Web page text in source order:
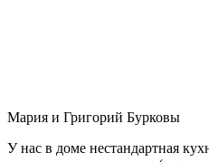
Мария и Григорий Бурковы
У нас в доме нестандартная